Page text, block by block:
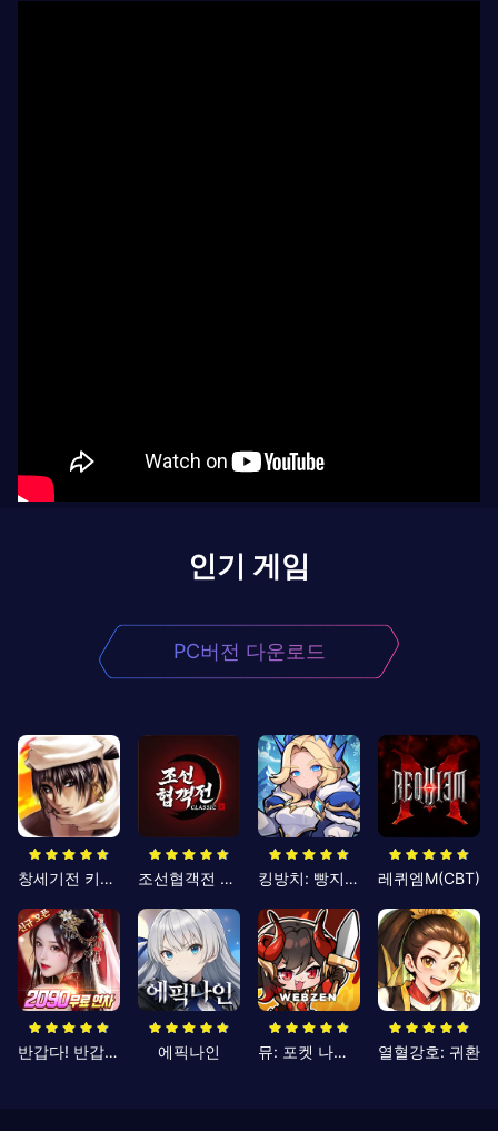
인기 게임
PC버전 다운로드
창세기전 키우기 조선협객전 클래식 킹방치: 빵지의 제왕 레퀴엠M(CBT)
반갑다! 반갑삼국지 에픽나인 뮤: 포켓 나이츠 열혈강호: 귀환